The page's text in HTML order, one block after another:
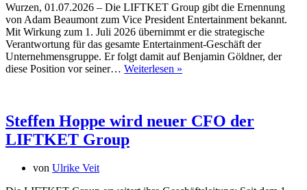
Wurzen, 01.07.2026 – Die LIFTKET Group gibt die Ernennung
von Adam Beaumont zum Vice President Entertainment bekannt.
Mit Wirkung zum 1. Juli 2026 übernimmt er die strategische
Verantwortung für das gesamte Entertainment-Geschäft der
Unternehmensgruppe. Er folgt damit auf Benjamin Göldner, der
diese Position vor seiner… Weiterlesen »
President
Entertainment
Steffen Hoppe wird neuer CFO der
LIFTKET Group
von Ulrike Veit